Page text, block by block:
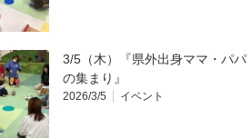
3/5（木）『県外出身ママ・パパ
の集まり』
2026/3/5 イベント